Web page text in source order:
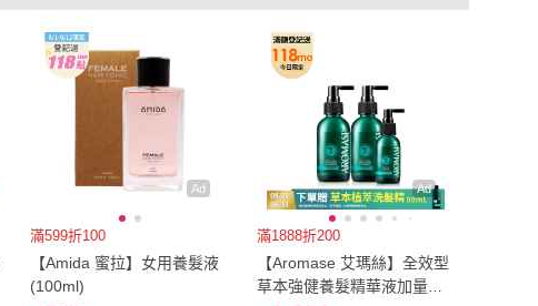
有影片
商品有量 電視購物
貨到付款
及以上 1 及以上
盤
列
Ad
滿599折100
【Amida 蜜拉】女用養髮液
(100ml)
Ad
滿1888折200
【Aromase 艾瑪絲】全效型
草本強健養髮精華液加量組-